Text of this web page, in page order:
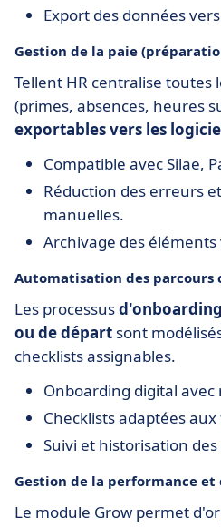
Export des données
Gestion de la paie
Tellent HR centralise toutes
(primes, absences, heures
exportables vers les
Compatible avec Silae,
Réduction des erreurs
manuelles.
Archivage des
Automatisation des parcours
Les processus
ou de départ sont
checklists assignables.
Onboarding digital
Checklists adaptées
Suivi et historisation des
Gestion de la performance
Le module Grow permet